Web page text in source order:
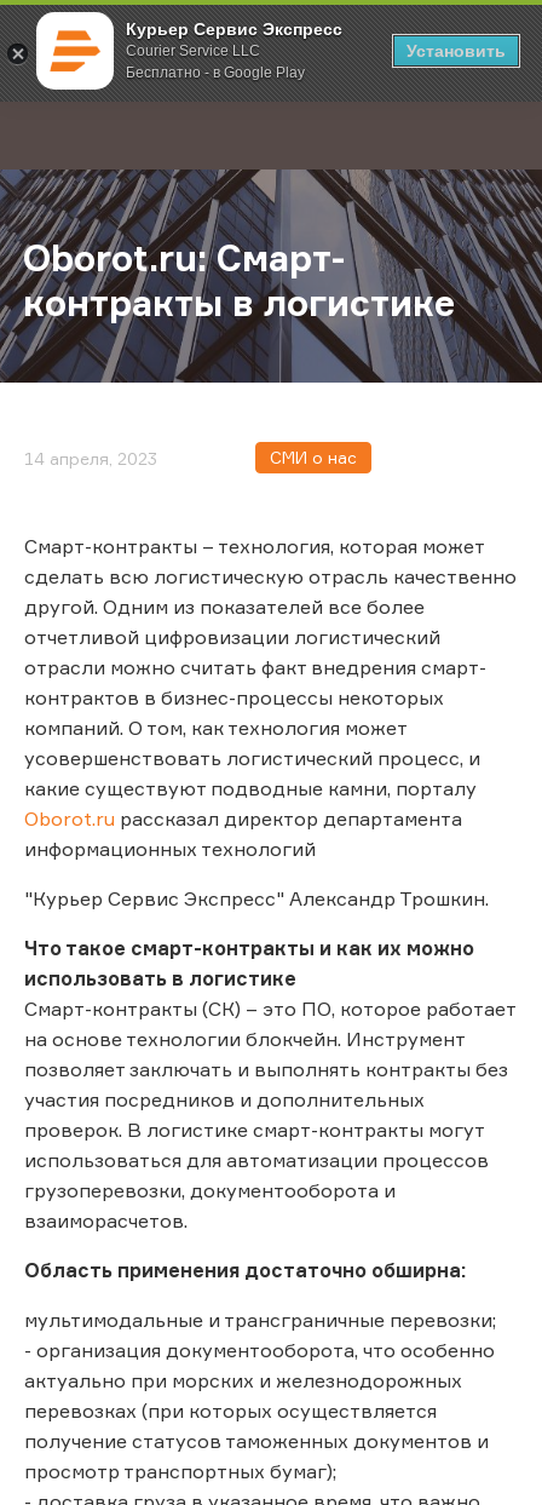
Курьер Сервис Экспресс
Courier Service LLC
Бесплатно - в Google Play
Установить
; Главная О компании Новости Oborot.ru: Смарт-контракты в
Oborot.ru: Смарт-
контракты в логистике
14 апреля, 2023 СМИ о нас
Смарт-контракты – технология, которая может
сделать всю логистическую отрасль качественно
другой. Одним из показателей все более
отчетливой цифровизации логистический
отрасли можно считать факт внедрения смарт-
контрактов в бизнес-процессы некоторых
компаний. О том, как технология может
усовершенствовать логистический процесс, и
какие существуют подводные камни, порталу
Oborot.ru рассказал директор департамента
информационных технологий
"Курьер Сервис Экспресс" Александр Трошкин.
Что такое смарт-контракты и как их можно
использовать в логистике
Смарт-контракты (СК) – это ПО, которое работает
на основе технологии блокчейн. Инструмент
позволяет заключать и выполнять контракты без
участия посредников и дополнительных
проверок. В логистике смарт-контракты могут
использоваться для автоматизации процессов
грузоперевозки, документооборота и
взаиморасчетов.
Область применения достаточно обширна:
мультимодальные и трансграничные перевозки;
- организация документооборота, что особенно
актуально при морских и железнодорожных
перевозках (при которых осуществляется
получение статусов таможенных документов и
просмотр транспортных бумаг);